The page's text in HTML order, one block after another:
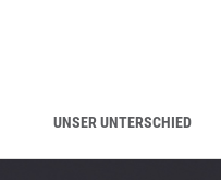
UNSER UNTERSCHIED